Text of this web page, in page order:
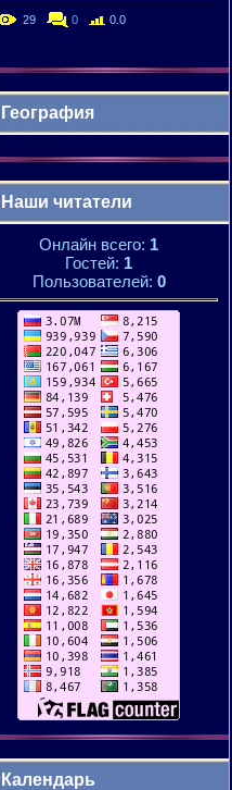
29 0 0.0
География
Наши читатели
Онлайн всего: 1
Гостей: 1
Пользователей: 0
Календарь